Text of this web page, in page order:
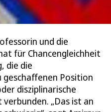
und die
für Chancengleichheit
die die
Position
disziplinarische
„Das ist an